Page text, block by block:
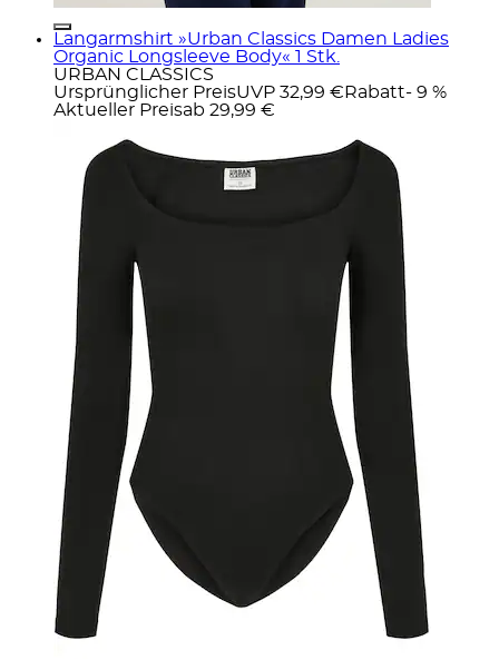
Langarmshirt »Urban Classics Damen Ladies
Organic Longsleeve Body« 1 Stk.
URBAN CLASSICS
Ursprünglicher PreisUVP 32,99 € Rabatt- 9 %
Aktueller Preisab 29,99 €